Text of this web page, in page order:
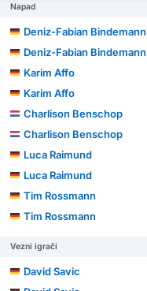
Napad
Deniz-Fabian Bindemann
Deniz-Fabian Bindemann
Karim Affo
Karim Affo
Charlison Benschop
Charlison Benschop
Luca Raimund
Luca Raimund
Tim Rossmann
Tim Rossmann
Vezni igrači
David Savic